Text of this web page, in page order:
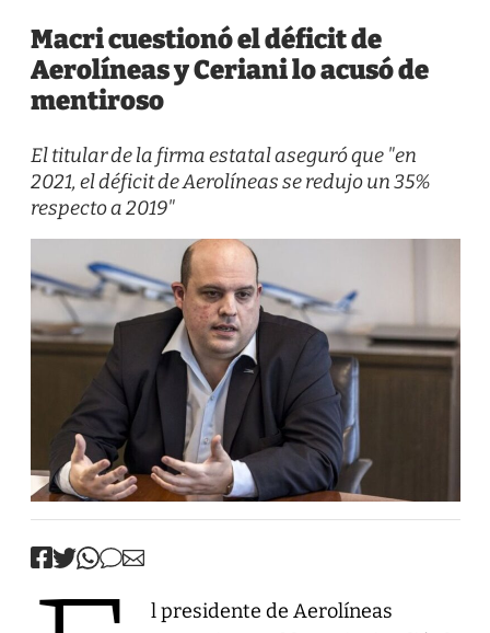
Macri cuestionó el déficit de
Aerolíneas y Ceriani lo acusó de
mentiroso
El titular de la firma estatal aseguró que "en
2021, el déficit de Aerolíneas se redujo un 35%
respecto a 2019"
l presidente de Aerolíneas